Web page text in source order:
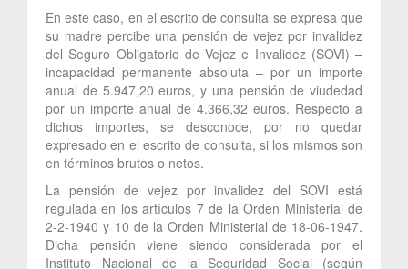
En este caso, en el escrito de consulta se expresa que
su madre percibe una pensión de vejez por invalidez
del Seguro Obligatorio de Vejez e Invalidez (SOVI) –
incapacidad permanente absoluta – por un importe
anual de 5.947,20 euros, y una pensión de viudedad
por un importe anual de 4.366,32 euros. Respecto a
dichos importes, se desconoce, por no quedar
expresado en el escrito de consulta, si los mismos son
en términos brutos o netos.
La pensión de vejez por invalidez del SOVI está
regulada en los artículos 7 de la Orden Ministerial de
2-2-1940 y 10 de la Orden Ministerial de 18-06-1947.
Dicha pensión viene siendo considerada por el
Instituto Nacional de la Seguridad Social (según